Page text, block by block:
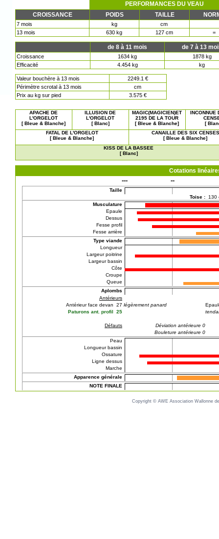
PERFORMANCES DU VEAU
CROISSANCE
POIDS TAILLE
7 mois kg
cm
13 mois
630 kg 127 cm =
de 8 à 11 mois de 7 à 13
Croissance 1634 kg
1878 kg
Efficacité
4.454 kg kg
Valeur bouchère à 13 mois
2249.1 €
Périmètre scrotal à 13 mois
cm
Prix au kg sur pied
3.575 €
APACHE DE
L'ORGELOT
[ Bleue & Blanche]
ILLUSION DE
L'ORGELOT
[ Blanc]
MAGIC(MAGICIEN)ET
2195 DE LA TOUR
[ Bleue & Blanche]
INCONNUE
[
FATAL DE L'ORGELOT
[ Bleue & Blanche]
CANAILLE DES SIX CENSES
[ Bleue & Blanche]
KISS DE LA BASSEE
[ Blanc]
Cotations
--- --
Taille
Toise : 130
Musculature
Epaule
Dessus
Fesse profil
Fesse arrière
Type viande
Longueur
Largeur poitrine
Largeur bassin
Côte
Croupe
Queue
Aplombs
Antérieurs
Antérieur face devan 27
Paturons ant. profil 25
Défauts
légèrement panard
Déviation antérieure 0
Bouleture antérieure 0
Peau
Longueur bassin
Ossature
Ligne dessus
Marche
Apparence générale
NOTE FINALE
Copyright © AWE Association Wallonne